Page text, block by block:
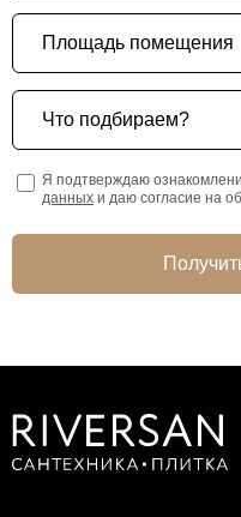
Площадь помещения
Что подбираем?
Я подтверждаю
данных и даю согласие на